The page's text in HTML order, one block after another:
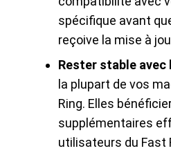
spécifique avant
reçoive la mise à
Rester stable avec
la plupart de vos
Ring. Elles
supplémentaires
utilisateurs du Fast